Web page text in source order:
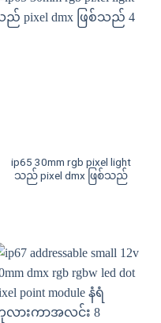
ip65 30mm rgb pixel light
သည် pixel dmx ဖြစ်သည်